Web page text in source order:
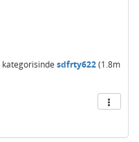
kategorisinde sdfrty622(1.8m